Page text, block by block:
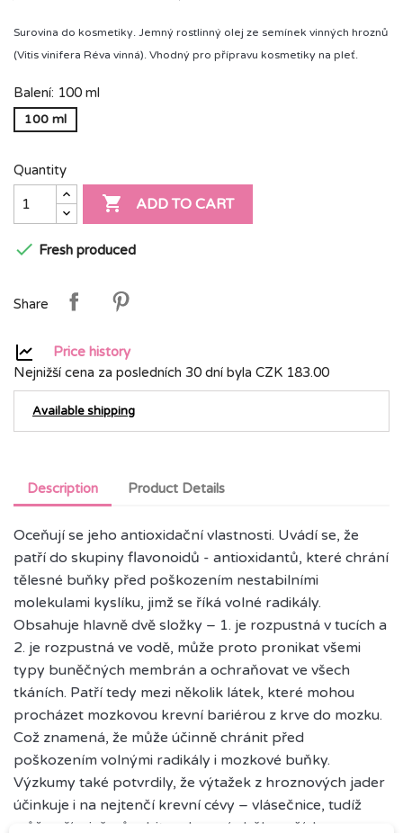
Surovina do kosmetiky. Jemný rostlinný olej ze semínek vinných hroznů
(Vitis vinifera Réva vinná). Vhodný pro přípravu kosmetiky na pleť.
Balení: 100 ml
100 ml
Quantity
 ADD TO CART
 Fresh produced
Share
Price history
Nejnižší cena za posledních 30 dní byla CZK 183.00
Available shipping
Description Product Details
Oceňují se jeho antioxidační vlastnosti. Uvádí se, že
patří do skupiny flavonoidů - antioxidantů, které chrání
tělesné buňky před poškozením nestabilními
molekulami kyslíku, jimž se říká volné radikály.
Obsahuje hlavně dvě složky – 1. je rozpustná v tucích a
2. je rozpustná ve vodě, může proto pronikat všemi
typy buněčných membrán a ochraňovat ve všech
tkáních. Patří tedy mezi několik látek, které mohou
procházet mozkovou krevní bariérou z krve do mozku.
Což znamená, že může účinně chránit před
poškozením volnými radikály i mozkové buňky.
Výzkumy také potvrdily, že výtažek z hroznových jader
účinkuje i na nejtenčí krevní cévy – vlásečnice, tudíž
může příznivě působit na krevní oběh v očích.